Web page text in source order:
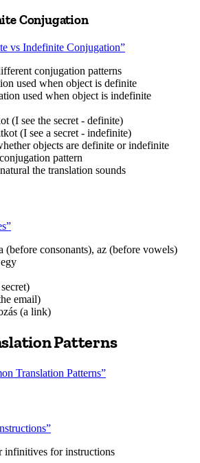
Conjugation
vs Indefinite Conjugation”
conjugation patterns
used when object is definite
used when object is indefinite
(I see the secret - definite)
(I see a secret - indefinite)
objects are definite or indefinite
pattern
the translation sounds
(before consonants), az (before vowels)
email)
(a link)
Patterns
Translation Patterns”
infinitives for instructions